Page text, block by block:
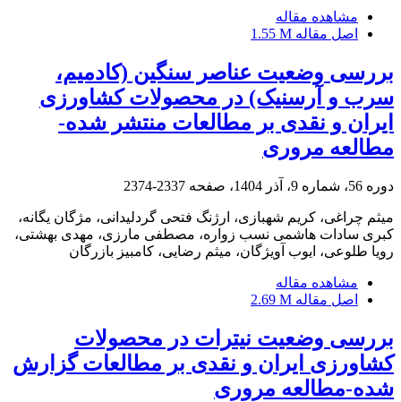
مشاهده مقاله
اصل مقاله 1.55 M
بررسی وضعیت عناصر سنگین (کادمیم،
سرب و آرسنیک) در محصولات کشاورزی
ایران و نقدی بر مطالعات منتشر شده-
مطالعه مروری
دوره 56، شماره 9، آذر 1404، صفحه 2337-2374
میثم چراغی، کریم شهبازی، ارژنگ فتحی گردلیدانی، مژگان یگانه،
کبری سادات هاشمی نسب زواره، مصطفی مارزی، مهدی بهشتی،
رویا طلوعی، ایوب آویژگان، میثم رضایی، کامبیز بازرگان
مشاهده مقاله
اصل مقاله 2.69 M
بررسی وضعیت نیترات در محصولات
کشاورزی ایران و نقدی بر مطالعات گزارش
شده-مطالعه مروری